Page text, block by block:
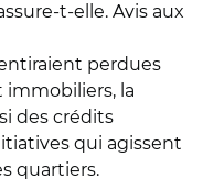
t-elle. Avis aux
perdues
immobiliers, la
des crédits
qui agissent
quartiers.